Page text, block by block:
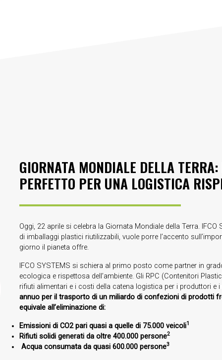
GIORNATA MONDIALE DELLA
PERFETTO PER UNA LOGISTICA
Oggi, 22 aprile si celebra la Giornata Mondiale della Terra.
di imballaggi plastici riutilizzabili, vuole porre l’accento
giorno il pianeta offre.
IFCO SYSTEMS si schiera al primo posto come partner in
ecologica e rispettosa dell’ambiente. Gli RPC (Contenitori
rifiuti alimentari e i costi della catena logistica per i produttori e
annuo per il trasporto di un miliardo di confezioni di prodotti
equivale all’eliminazione di:
Emissioni di CO2 pari quasi a quelle di 75.000 veicoli1
Rifiuti solidi generati da oltre 400.000 persone2
Acqua consumata da quasi 600.000 persone3